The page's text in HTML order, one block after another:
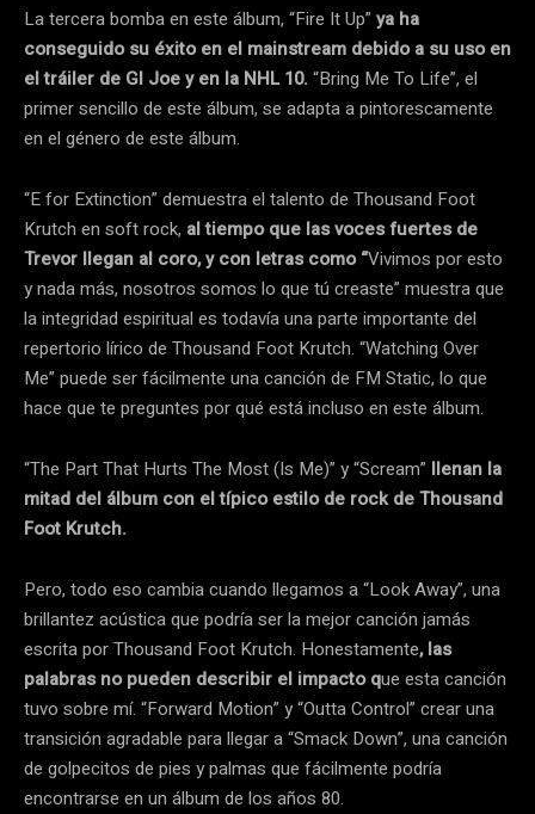
La tercera bomba en este álbum, “Fire It Up” ya ha
conseguido su éxito en el mainstream debido a su uso en
el tráiler de GI Joe y en la NHL 10. “Bring Me To Life”, el
primer sencillo de este álbum, se adapta a pintorescamente
en el género de este álbum.
“E for Extinction” demuestra el talento de Thousand Foot
Krutch en soft rock, al tiempo que las voces fuertes de
Trevor llegan al coro, y con letras como “Vivimos por esto
y nada más, nosotros somos lo que tú creaste” muestra que
la integridad espiritual es todavía una parte importante del
repertorio lírico de Thousand Foot Krutch. “Watching Over
Me” puede ser fácilmente una canción de FM Static, lo que
hace que te preguntes por qué está incluso en este álbum.
“The Part That Hurts The Most (Is Me)” y “Scream” llenan la
mitad del álbum con el típico estilo de rock de Thousand
Foot Krutch.
Pero, todo eso cambia cuando llegamos a “Look Away”, una
brillantez acústica que podría ser la mejor canción jamás
escrita por Thousand Foot Krutch. Honestamente, las
palabras no pueden describir el impacto que esta canción
tuvo sobre mí. “Forward Motion” y “Outta Control” crear una
transición agradable para llegar a “Smack Down”, una canción
de golpecitos de pies y palmas que fácilmente podría
encontrarse en un álbum de los años 80.